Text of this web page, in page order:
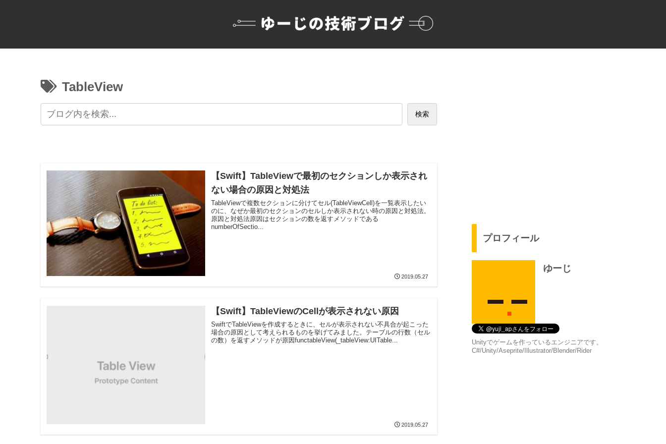
TableView
検索
【Swift】TableViewで最初のセクションしか表示され
ない場合の原因と対処法
TableViewで複数セクションに分けてセル(TableViewCell)を一覧表示したい
のに、なぜか最初のセクションのセルしか表示されない時の原因と対処法。
原因と対処法原因はセクションの数を返すメソッドである
numberOfSectio...
2019.05.27
【Swift】TableViewのCellが表示されない原因
SwiftでTableViewを作成するときに、セルが表示されない不具合が起こった
場合の原因として考えられるものを挙げてみました。テーブルの行数（セル
の数）を返すメソッドが原因functableView(_tableView:UITable...
2019.05.27
プロフィール
ゆーじ
Unityでゲームを作っているエンジニアです。
C#/Unity/Aseprite/Illustrator/Blender/Rider